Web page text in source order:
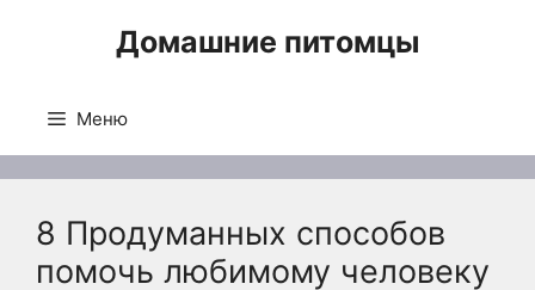
Домашние питомцы
Меню
8 Продуманных способов
помочь любимому человеку